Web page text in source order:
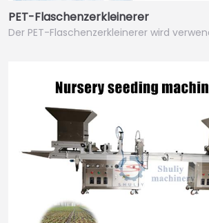
PET-Flaschenzerkleinerer
Der PET-Flaschenzerkleinerer wird